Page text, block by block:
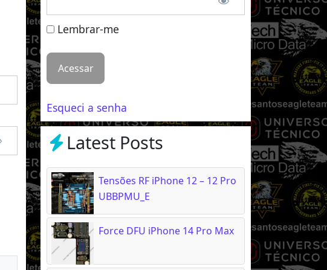
Lembrar-me
Esqueci a senha
Latest Posts
Tensões RF iPhone 12 – 12 Pro
UBBPMU_E
Force DFU iPhone 14 Pro Max